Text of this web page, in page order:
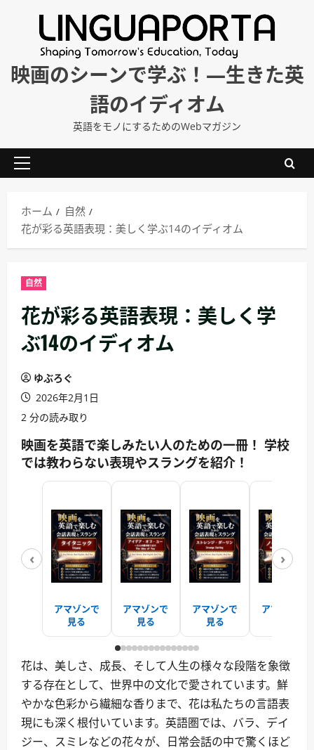
映画のシーンで学ぶ！―生きた英
語のイディオム
英語をモノにするためのWebマガジン
メ
ン
メ
ー
ホーム
自然
花が彩る英語表現：美しく学ぶ14のイディオム
自然
花が彩る英語表現：美しく学
ぶ14のイディオム
ゆぶろぐ
2026年2月1日
2 分の読み取り
映画を英語で楽しみたい人のための一冊！ 学校
では教わらない表現やスラングを紹介！
‹
アマゾンで
見る
アマゾンで
見る
アマゾンで
見る
アマゾンで
›
花は、美しさ、成長、そして人生の様々な段階を象徴
する存在として、世界中の文化で愛されています。鮮
やかな色彩から繊細な香りまで、花は私たちの言語表
現にも深く根付いています。英語圏では、バラ、デイ
ジー、スミレなどの花々が、日常会話の中で驚くほど